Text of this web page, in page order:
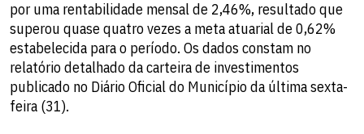
por uma rentabilidade mensal de 2,46%, resultado que
superou quase quatro vezes a meta atuarial de 0,62%
estabelecida para o período. Os dados constam no
relatório detalhado da carteira de investimentos
publicado no Diário Oficial do Município da última sexta-
feira (31).